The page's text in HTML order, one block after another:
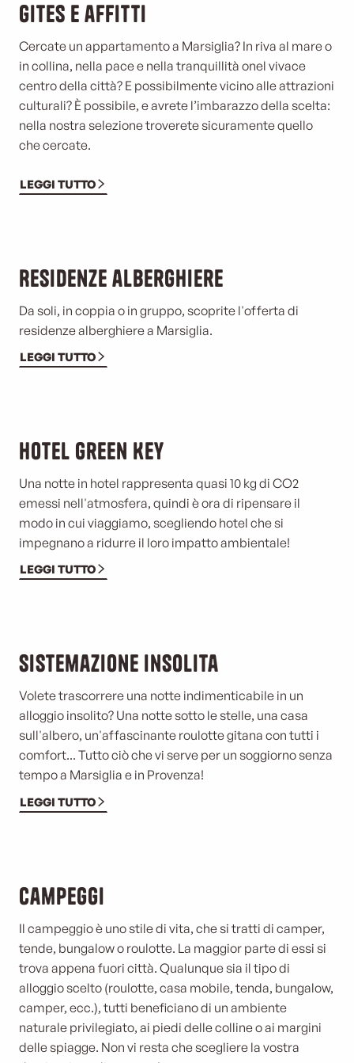
Gites e affitti
Cercate un appartamento a Marsiglia? In riva al mare o
in collina, nella pace e nella tranquillità onel vivace
centro della città? E possibilmente vicino alle attrazioni
culturali? È possibile, e avrete l’imbarazzo della scelta:
nella nostra selezione troverete sicuramente quello
che cercate.
LEGGI TUTTO
Residenze alberghiere
Da soli, in coppia o in gruppo, scoprite l'offerta di
residenze alberghiere a Marsiglia.
LEGGI TUTTO
Hotel Green Key
Una notte in hotel rappresenta quasi 10 kg di CO2
emessi nell'atmosfera, quindi è ora di ripensare il
modo in cui viaggiamo, scegliendo hotel che si
impegnano a ridurre il loro impatto ambientale!
LEGGI TUTTO
Sistemazione insolita
Volete trascorrere una notte indimenticabile in un
alloggio insolito? Una notte sotto le stelle, una casa
sull'albero, un'affascinante roulotte gitana con tutti i
comfort... Tutto ciò che vi serve per un soggiorno senza
tempo a Marsiglia e in Provenza!
LEGGI TUTTO
Campeggi
Il campeggio è uno stile di vita, che si tratti di camper,
tende, bungalow o roulotte. La maggior parte di essi si
trova appena fuori città. Qualunque sia il tipo di
alloggio scelto (roulotte, casa mobile, tenda, bungalow,
camper, ecc.), tutti beneficiano di un ambiente
naturale privilegiato, ai piedi delle colline o ai margini
delle spiagge. Non vi resta che scegliere la vostra